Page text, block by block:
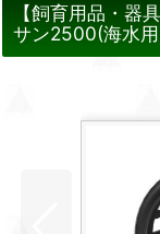
【飼育用品・器
サン2500(海水